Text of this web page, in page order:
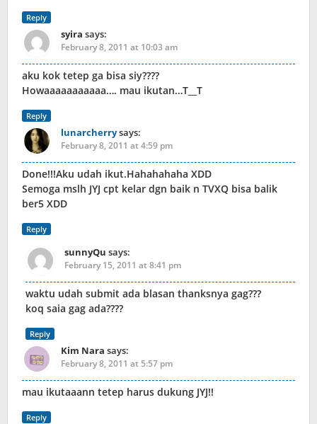
Reply
syira says:
February 8, 2011 at 10:03 am
aku kok tetep ga bisa siy????
Howaaaaaaaaaaa…. mau ikutan…T__T
Reply
lunarcherrysays:
February 8, 2011 at 4:59 pm
Done!!!Aku udah ikut.Hahahahaha XDD
Semoga mslh JYJ cpt kelar dgn baik n TVXQ bisa balik
ber5 XDD
Reply
sunnyQu says:
February 15, 2011 at 8:41 pm
waktu udah submit ada blasan thanksnya gag???
koq saia gag ada????
Reply
Kim Nara says:
February 8, 2011 at 5:57 pm
mau ikutaaann tetep harus dukung JYJ!!
Reply